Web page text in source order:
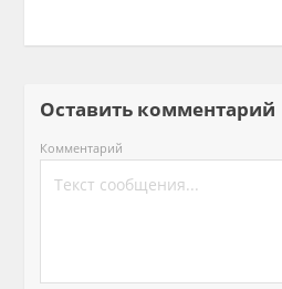
Оставить комментарий
Комментарий